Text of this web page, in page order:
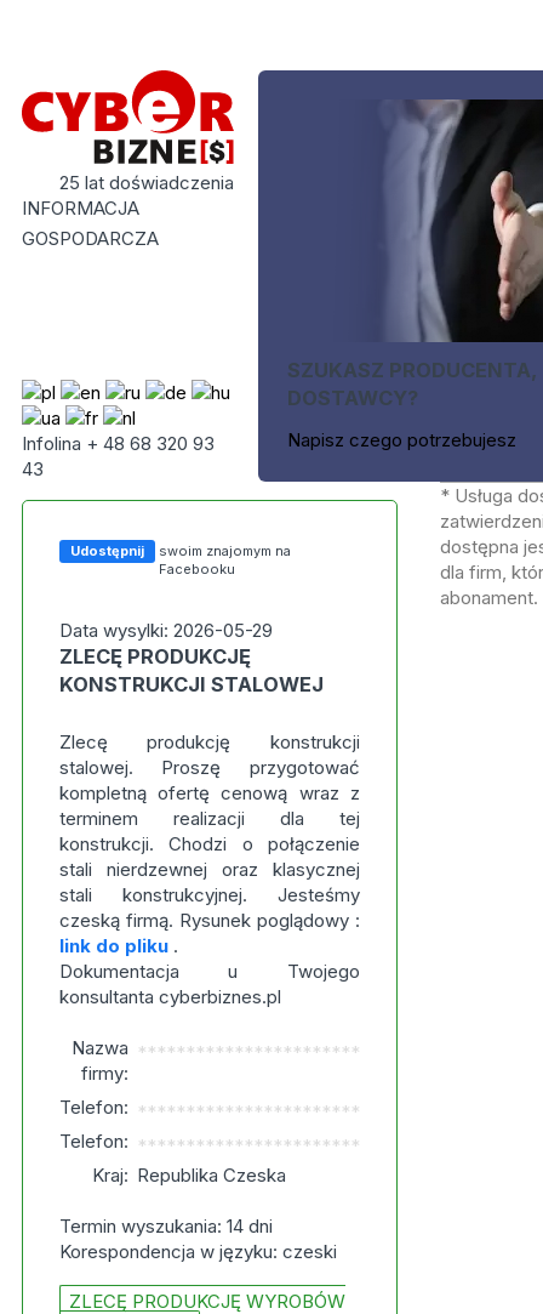
25 lat doświadczenia
INFORMACJA
GOSPODARCZA
Infolina + 48 68 320 93
43
SZUKASZ PRODUCENTA,
DOSTAWCY?
Napisz czego potrzebujesz
Udostępnij
swoim znajomym na
Facebooku
Data wysylki: 2026-05-29
ZLECĘ PRODUKCJĘ
KONSTRUKCJI STALOWEJ
Zlecę produkcję konstrukcji
stalowej. Proszę przygotować
kompletną ofertę cenową wraz z
terminem realizacji dla tej
konstrukcji. Chodzi o połączenie
stali nierdzewnej oraz klasycznej
stali konstrukcyjnej. Jesteśmy
czeską firmą. Rysunek poglądowy :
link do pliku.
Dokumentacja u Twojego
konsultanta cyberbiznes.pl
Nazwa
firmy:
***********************
Telefon: ***********************
Telefon: ***********************
Kraj: Republika Czeska
Termin wyszukania: 14 dni
Korespondencja w języku: czeski
ZLECĘ PRODUKCJĘ WYROBÓW
* Usługa
dostępna
dla firm,
abonament.